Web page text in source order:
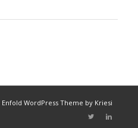
Enfold WordPress Theme by Kriesi